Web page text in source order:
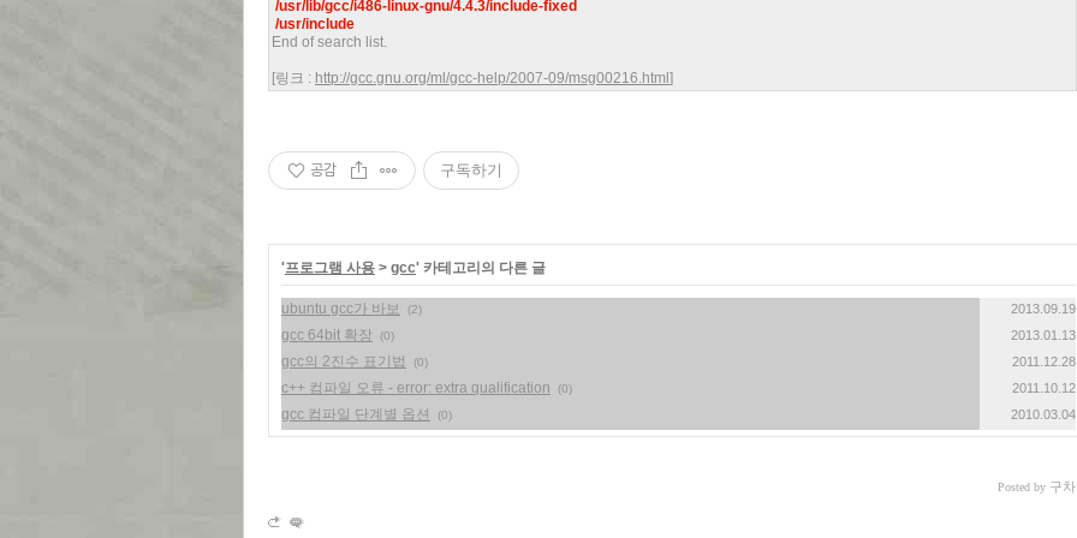
/usr/lib/gcc/i486-linux-gnu/4.4.3/include-fixed
/usr/include
End of search list.
[링크 : http://gcc.gnu.org/ml/gcc-help/2007-09/msg00216.html ]
공감 구독하기
'프로그램 사용 > gcc' 카테고리의 다른 글
ubuntu gcc가 바보 (2) 2013.09.19
gcc 64bit 확장 (0) 2013.01.13
gcc의 2진수 표기법 (0) 2011.12.28
c++ 컴파일 오류 - error: extra qualification (0) 2011.10.12
gcc 컴파일 단계별 옵션 (0) 2010.03.04
Posted by 구